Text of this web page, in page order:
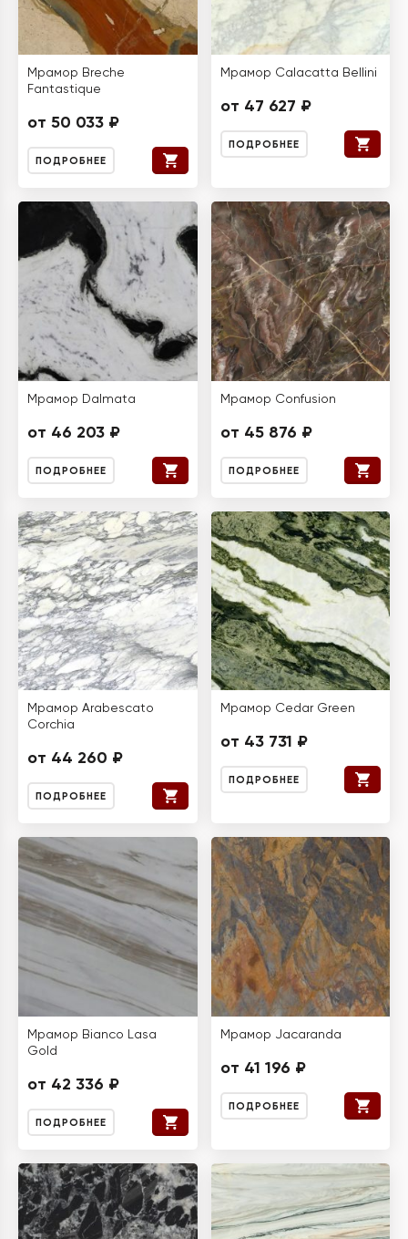
Мрамор Breche
Fantastique
от 50 033 ₽
ПОДРОБНЕЕ
Мрамор Calacatta Bellini
от 47 627 ₽
ПОДРОБНЕЕ
Мрамор Dalmata
от 46 203 ₽
ПОДРОБНЕЕ
Мрамор Confusion
от 45 876 ₽
ПОДРОБНЕЕ
Мрамор Arabescato
Corchia
от 44 260 ₽
ПОДРОБНЕЕ
Мрамор Cedar Green
от 43 731 ₽
ПОДРОБНЕЕ
Мрамор Bianco Lasa
Gold
от 42 336 ₽
ПОДРОБНЕЕ
Мрамор Jacaranda
от 41 196 ₽
ПОДРОБНЕЕ